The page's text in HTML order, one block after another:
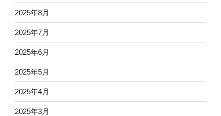
2025年8月
2025年7月
2025年6月
2025年5月
2025年4月
2025年3月